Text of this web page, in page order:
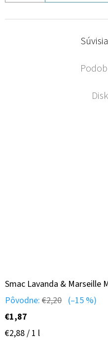
Smac Lavanda & Marseille
Pôvodne: €2,20 (–15 %)
€1,87
Jednotková
€2,88 / 1 l